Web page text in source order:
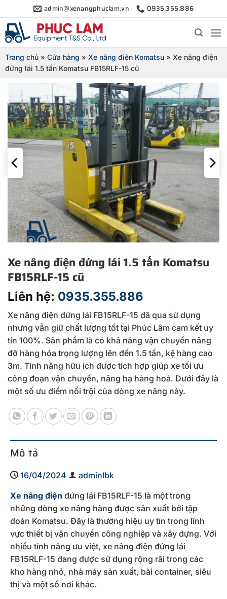
qua
nội
dung
admin@xenangphuclam.vn 0935.355.886
Trang chủ » Cửa hàng » Xe nâng điện Komatsu » Xe nâng điện
đứng lái 1.5 tấn Komatsu FB15RLF-15 cũ
Xe nâng điện đứng lái 1.5 tấn Komatsu
FB15RLF-15 cũ
Liên hệ: 0935.355.886
Xe nâng điện đứng lái FB15RLF-15 đã qua sử dụng
nhưng vẫn giữ chất lượng tốt tại Phúc Lâm cam kết uy
tín 100%. Sản phẩm là có khả năng vận chuyển nâng
đỡ hàng hóa trọng lượng lên đến 1.5 tấn, kệ hàng cao
3m. Tính năng hữu ích được tích hợp giúp xe tối ưu
công đoạn vận chuyển, nâng hạ hàng hoá. Dưới đây là
một số ưu điểm nổi trội của dòng xe nâng này.
Mô tả
16/04/2024
adminlbk
Xe nâng điện đứng lái FB15RLF-15 là một trong
những dòng xe nâng hàng được sản xuất bởi tập
đoàn Komatsu. Đây là thương hiệu uy tín trong lĩnh
vực thiết bị vận chuyển công nghiệp và xây dựng. Với
nhiều tính năng ưu việt, xe nâng điện đứng lái
FB15RLF-15 đang được sử dụng rộng rãi trong các
kho hàng nhỏ, nhà máy sản xuất, bãi container, siêu
thị và một số nơi khác.